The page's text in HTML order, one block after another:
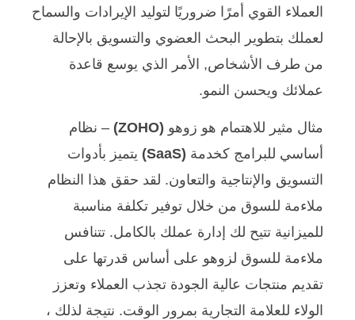
العملاء القوي أمرًا ضروريًا لتوليد الإيرادات والسماح
لعملك بتطوير البحث العضوي والتسويق بالإحالة
من طرف الأشخاص, الأمر الذي يوسع قاعدة
عملائك ويحسن النمو.
مثال مثير للاهتمام هو زوهو (ZOHO)
– نظام
أساسي للبرامج كخدمة (SaaS)
يتميز بأدوات
التسويق والإنتاجية والتعاون. لقد حقق هذا النظام
ملاءمة للسوق من خلال توفير تكلفة مناسبة
للميزانية تتيح لك إدارة عملك بالكامل. تتنافس
ملاءمة للسوق لزوهو على أساس قدرتها على
تقديم منتجات عالية الجودة تجذب العملاء وتعزز
الولاء للعلامة التجارية بمرور الوقت. نتيجة لذلك ،